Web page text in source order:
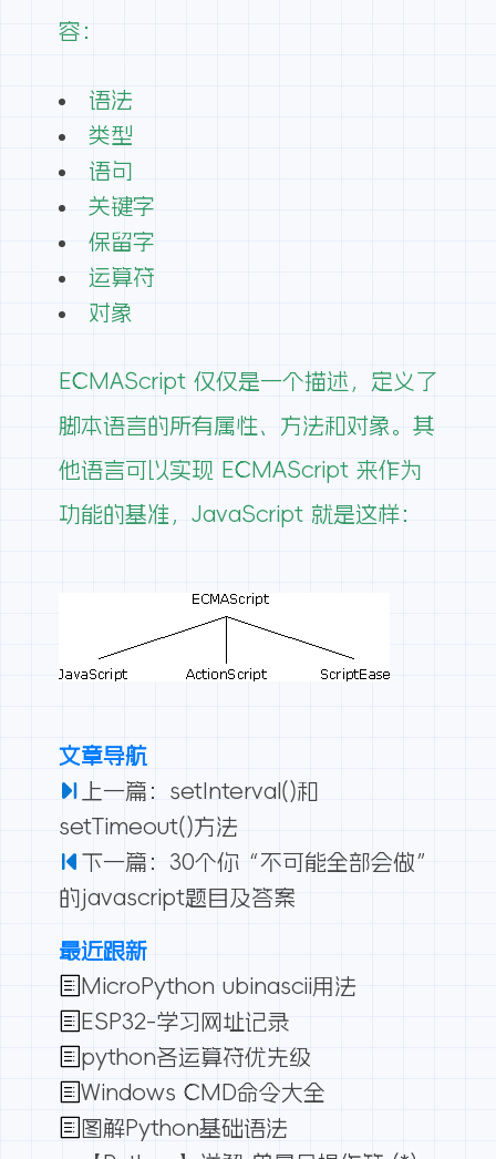
容：
语法
类型
语句
关键字
保留字
运算符
对象
ECMAScript 仅仅是一个描述，定义了
脚本语言的所有属性、方法和对象。其
他语言可以实现 ECMAScript 来作为
功能的基准，JavaScript 就是这样：
文章导航
上一篇：setInterval()和
setTimeout()方法
下一篇：30个你“不可能全部会做”
的javascript题目及答案
最近跟新
MicroPython ubinascii用法
ESP32-学习网址记录
python各运算符优先级
Windows CMD命令大全
图解Python基础语法